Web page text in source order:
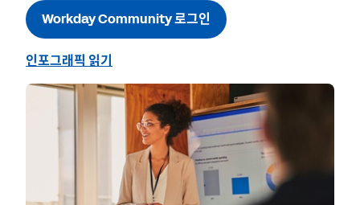
Workday Community 로그인
인포그래픽 읽기